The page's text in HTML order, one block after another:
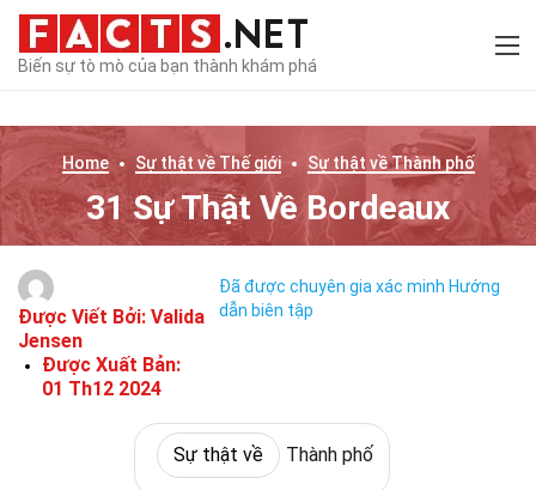
Biến sự tò mò của bạn thành khám phá
Home Sự thật về Thế giới Sự thật vềThành phố
31 Sự Thật Về Bordeaux
Được Viết Bởi: Valida
Jensen
Được Xuất Bản:
01 Th12 2024
Đã được chuyên gia xác minh Hướng
dẫn biên tập
Sự thật về Thành phố